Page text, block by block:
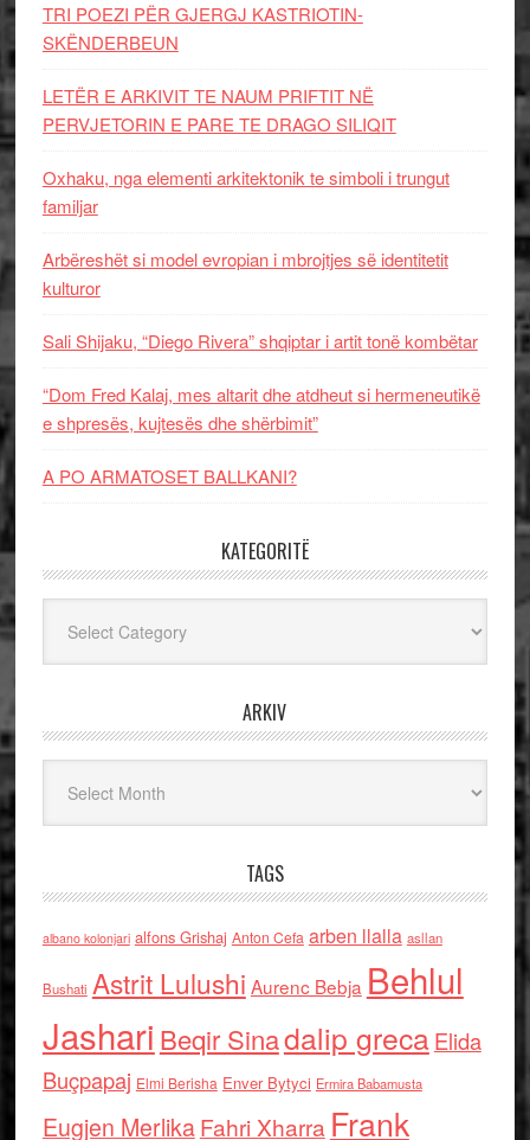
TRI POEZI PËR GJERGJ KASTRIOTIN-
SKËNDERBEUN
LETËR E ARKIVIT TE NAUM PRIFTIT NË
PERVJETORIN E PARE TE DRAGO SILIQIT
Oxhaku, nga elementi arkitektonik te simboli i trungut
familjar
Arbëreshët si model evropian i mbrojtjes së identitetit
kulturor
Sali Shijaku, “Diego Rivera” shqiptar i artit tonë kombëtar
“Dom Fred Kalaj, mes altarit dhe atdheut si hermeneutikë
e shpresës, kujtesës dhe shërbimit”
A PO ARMATOSET BALLKANI?
KATEGORITË
ARKIV
TAGS
albano kolonjari alfons Grishaj Anton Cefa arben llalla asllan
Bushati Astrit Lulushi Aurenc Bebja Behlul
Jashari Beqir Sinadalip grecaElida
Buçpapaj Elmi Berisha Enver Bytyci Ermira Babamusta
Eugjen MerlikaFahri Xharra Frank